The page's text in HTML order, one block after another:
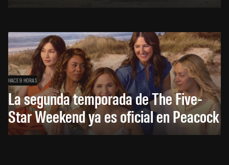
HACE 9 HORAS
La segunda temporada de The Five-
Star Weekend ya es oficial en Peacock